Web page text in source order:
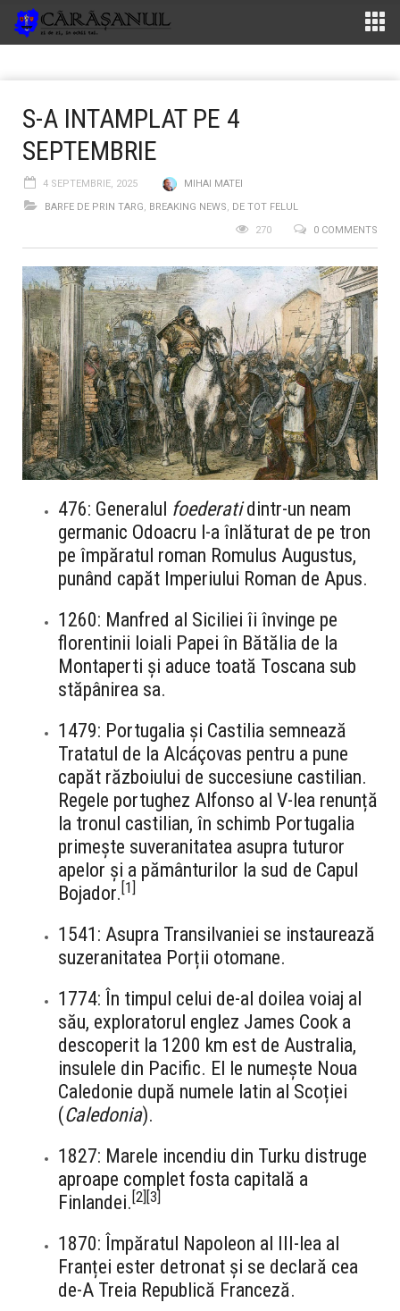
S-A INTAMPLAT PE 4
SEPTEMBRIE
4 SEPTEMBRIE, 2025
MIHAI MATEI
BARFE DE PRIN TARG, BREAKING NEWS, DE TOT FELUL
0 COMMENTS
270
476: Generalul foederatidintr-un neam
germanic Odoacru l-a înlăturat de pe tron
pe împăratul roman Romulus Augustus,
punând capăt Imperiului Roman de Apus.
1260: Manfred al Siciliei îi învinge pe
florentinii loiali Papei în Bătălia de la
Montaperti și aduce toată Toscana sub
stăpânirea sa.
1479: Portugalia și Castilia semnează
Tratatul de la Alcáçovas pentru a pune
capăt războiului de succesiune castilian.
Regele portughez Alfonso al V-lea renunță
la tronul castilian, în schimb Portugalia
primește suveranitatea asupra tuturor
apelor și a pământurilor la sud de Capul
Bojador. [1]
1541: Asupra Transilvaniei se instaurează
suzeranitatea Porții otomane.
1774: În timpul celui de-al doilea voiaj al
său, exploratorul englez James Cook a
descoperit la 1200 km est de Australia,
insulele din Pacific. El le numește Noua
Caledonie după numele latin al Scoției
(Caledonia).
1827: Marele incendiu din Turku distruge
aproape complet fosta capitală a
Finlandei. [2] [3]
1870: Împăratul Napoleon al III-lea al
Franței ester detronat și se declară cea
de-A Treia Republică Franceză.